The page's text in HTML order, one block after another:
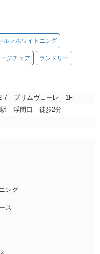
ルフホワイトニング
ジチェア ランドリー
2-7 プリムヴェーレ 1F
駅 浮間口 徒歩2分
ング
ス